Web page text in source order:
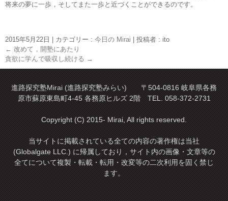
将来の夢に一歩，そしてまた一歩と近づくことができるのです。
2015年5月22日 カテゴリー : 今日の Mirai
投稿者 : ito
← 改めて，開塾にあたり
貪欲に学んで吸収し続ける →
進路探究塾Mirai (進路探究塾みらい) 〒504-0816 岐阜県各務
原市蘇原東島町4-45 各務原ヒルズ 2階 TEL. 058-372-2731
Copyright (C) 2015- Mirai, All rights reserved.
当サイトに掲載されている全ての内容の著作権は当社
(Globalgate LLC.) に帰属しており，サイト内の画像・文章等の
全てについて複製・転載・転用・改変等の二次利用を固く禁じ
ます。